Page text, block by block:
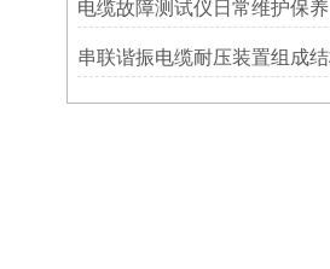
电缆故障测试仪日常维护保养